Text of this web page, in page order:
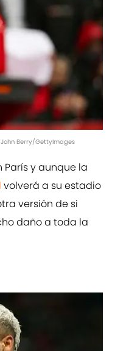
Berry/GettyImages
París y aunque la
volverá a su estadio
versión de si
daño a toda la